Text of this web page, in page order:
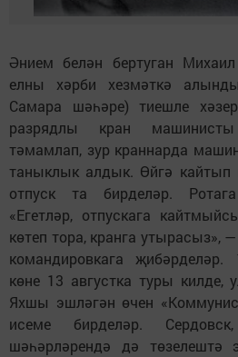
Әнием белән бертуган
елны хәрби хезмәткә
Самара шәһәре) тиешле
разрядлы кран
тәмамлап, зур краннарда
таныклык алдык. Өйгә кайтып
отпуск та бирделәр.
«Егетләр, отпускага
көтеп тора, кранга утырасыз»,
командировкага
көне 13 августка туры килде,
Яхшы эшләгән өчен
исеме бирделәр.
шәһәрләрендә дә төзелештә